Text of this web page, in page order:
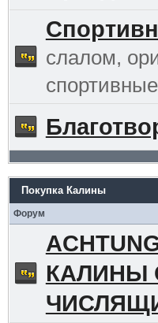
слалом,
Покупка Калины
Форум
КАЛИНЫ